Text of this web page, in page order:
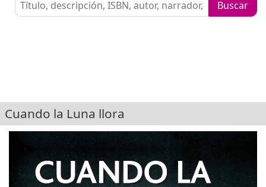
Cuando la Luna llora